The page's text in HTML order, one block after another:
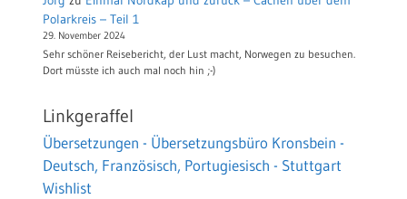
Polarkreis – Teil 1
29. November 2024
Sehr schöner Reisebericht, der Lust macht, Norwegen zu besuchen.
Dort müsste ich auch mal noch hin ;-)
Linkgeraffel
Übersetzungen - Übersetzungsbüro Kronsbein -
Deutsch, Französisch, Portugiesisch - Stuttgart
Wishlist